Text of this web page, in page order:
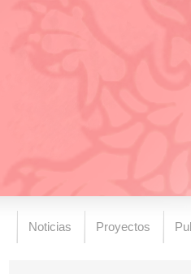
Noticias Proyectos